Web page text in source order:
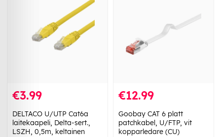
€3.99
DELTACO U/UTP Cat6a
laitekaapeli, Delta-sert.,
LSZH, 0,5m, keltainen
€12.99
Goobay CAT 6 platt
patchkabel, U/FTP, vit
kopparledare (CU)